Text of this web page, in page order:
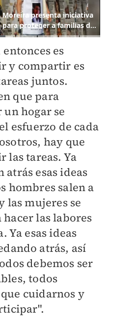
es
y compartir es
juntos.
que para
hogar se
esfuerzo de cada
hay que
las tareas. Ya
atrás esas ideas
hombres salen a
las mujeres se
hacer las labores
Ya esas ideas
atrás, así
debemos ser
todos
cuidarnos y